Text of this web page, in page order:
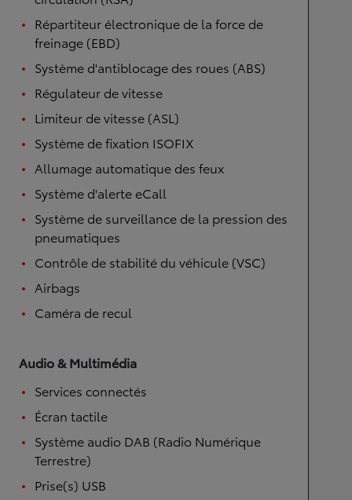
Répartiteur électronique de la force de
freinage (EBD)
Système d'antiblocage des roues (ABS)
Régulateur de vitesse
Limiteur de vitesse (ASL)
Système de fixation ISOFIX
Allumage automatique des feux
Système d'alerte eCall
Système de surveillance de la pression des
pneumatiques
Contrôle de stabilité du véhicule (VSC)
Airbags
Caméra de recul
Audio & Multimédia
Services connectés
Écran tactile
Système audio DAB (Radio Numérique
Terrestre)
Prise(s) USB